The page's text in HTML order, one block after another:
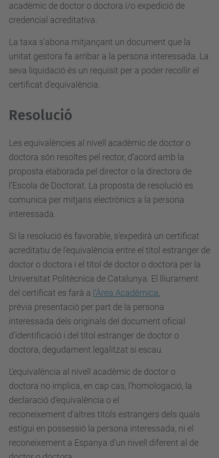
acadèmic de doctor o doctora i/o expedició de
credencial acreditativa.
La taxa s'abona mitjançant un document que la
unitat gestora fa arribar a la persona interessada. La
seva liquidació és un requisit per a poder recollir el
certificat d'equivalència.
Resolució
Les equivalències al nivell acadèmic de doctor o
doctora són resoltes pel rector, d’acord amb la
proposta elaborada pel director o la directora de
l’Escola de Doctorat. La proposta de resolució es
comunica per mitjans electrònics a la persona
interessada.
Si la resolució és favorable, s'expedirà un certificat
acreditatiu de l'equivalència entre el títol estranger de
doctor o doctora i el títol de doctor o doctora per la
Universitat Politècnica de Catalunya. El lliurament
del certificat es farà a l’Àrea Acadèmica,
prèvia presentació per part de la persona
interessada dels originals del document oficial
d’identificació i del títol estranger de doctor o
doctora, degudament legalitzat si escau.
L’equivalència al nivell acadèmic de doctor o
doctora no implica, en cap cas, l’homologació, la
declaració d’equivalència o el
reconeixement d'altres títols estrangers dels quals
estigui en possessió la persona interessada, ni el
reconeixement a Espanya d'un nivell diferent al de